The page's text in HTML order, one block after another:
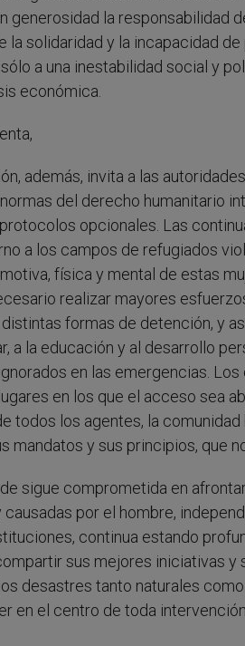
generosidad la responsabilidad
la solidaridad y la incapacidad
a una inestabilidad social y
económica.
además, invita a las
del derecho humanitario
opcionales. Las
a los campos de refugiados
física y mental de estas
realizar mayores
formas de detención, y
a la educación y al desarrollo
en las emergencias.
en los que el acceso sea
todos los agentes, la
mandatos y sus principios, que
sigue comprometida en
causadas por el hombre,
continua estando
sus mejores iniciativas
desastres tanto naturales
en el centro de toda